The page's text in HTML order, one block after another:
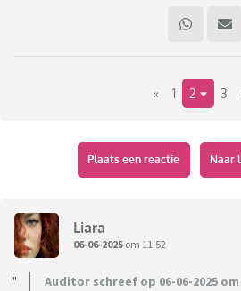
Je mag slechts een artiest delen, of
songtekst. Het mag zo gek als je
wat het liedje / de melodie / de
Ik ben heel benieuwd!
« 1 2 3
Plaats een reactie Naar
Liara
06-06-2025 om 11:52
Auditor schreef op 06-06-2025 om